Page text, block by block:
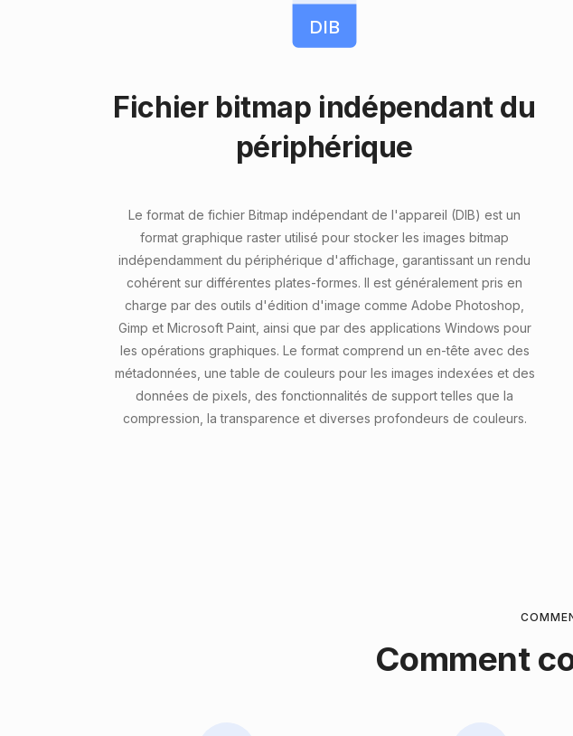
DIB
Fichier bitmap indépendant du
périphérique
Le format de fichier Bitmap indépendant de l'appareil (DIB) est un
format graphique raster utilisé pour stocker les images bitmap
indépendamment du périphérique d'affichage, garantissant un rendu
cohérent sur différentes plates-formes. Il est généralement pris en
charge par des outils d'édition d'image comme Adobe Photoshop,
Gimp et Microsoft Paint, ainsi que par des applications Windows pour
les opérations graphiques. Le format comprend un en-tête avec des
métadonnées, une table de couleurs pour les images indexées et des
données de pixels, des fonctionnalités de support telles que la
compression, la transparence et diverses profondeurs de couleurs.
Comment